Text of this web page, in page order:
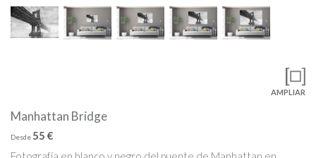
AMPLIAR
Manhattan Bridge
Desde 55 €